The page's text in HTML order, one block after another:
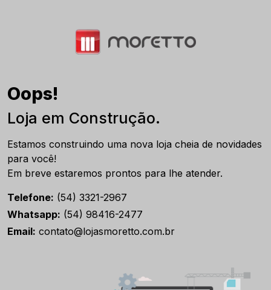
Oops!
Loja em Construção.
Estamos construindo uma nova loja cheia de novidades
para você!
Em breve estaremos prontos para lhe atender.
Telefone: (54) 3321-2967
Whatsapp: (54) 98416-2477
Email: contato@lojasmoretto.com.br